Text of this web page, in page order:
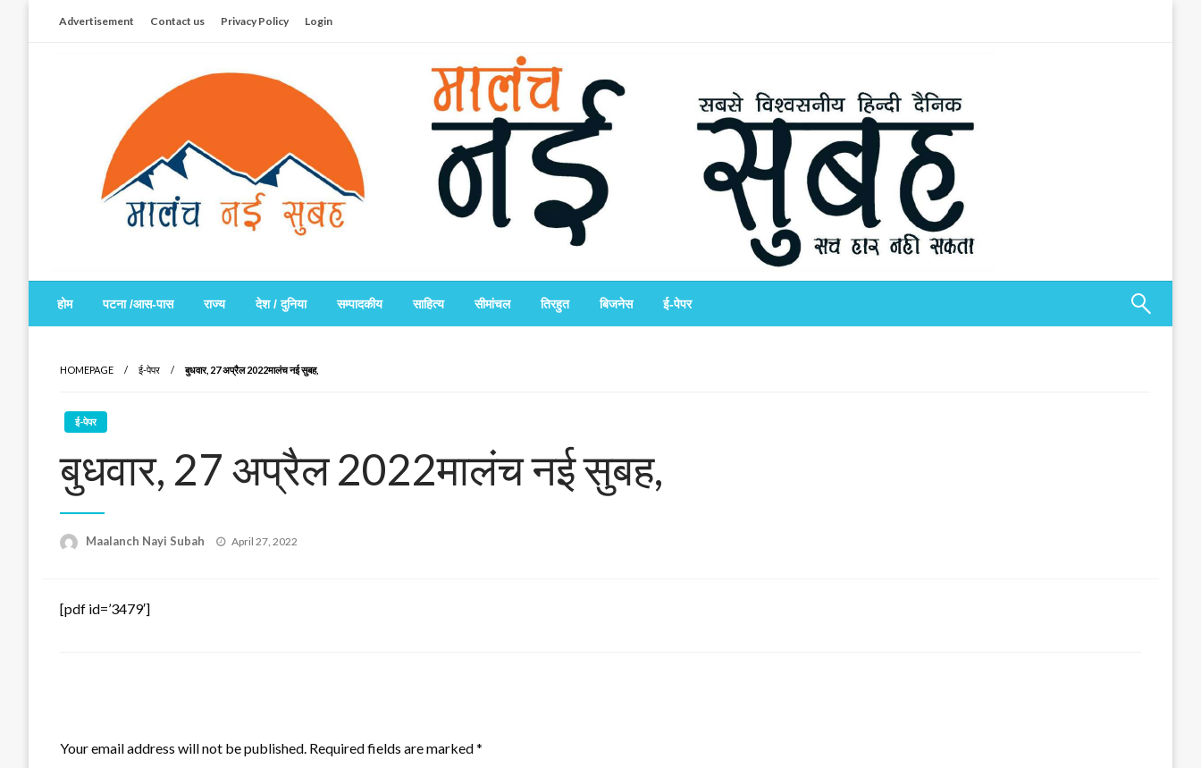
Advertisement Contact us Privacy Policy Login
मालंच नई सुबह
सच हार नही सकता
होम पटना /आस-पास राज्य देश / दुनिया सम्पादकीय साहित्य सीमांचल तिरहुत बिजनेस ई-पेपर
HOMEPAGE ई-पेपर बुधवार, 27 अप्रैल 2022मालंच नई सुबह,
ई-पेपर
बुधवार, 27 अप्रैल 2022मालंच नई सुबह,
Maalanch Nayi Subah
Posted
April 27, 2022
[pdf id=’3479′]
Your email address will not be published. Required fields are marked*